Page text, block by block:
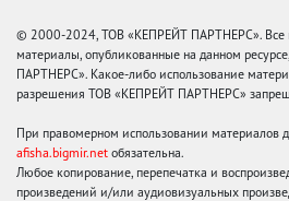
© 2000-2024, ТОВ «КЕПРЕЙТ ПАРТНЕРС». Все
материалы, опубликованные на данном
ПАРТНЕРС». Какое-либо использование
разрешения ТОВ «КЕПРЕЙТ ПАРТНЕРС»
При правомерном использовании материалов
afisha.bigmir.net обязательна.
Любое копирование, перепечатка и
произведений и/или аудиовизуальных